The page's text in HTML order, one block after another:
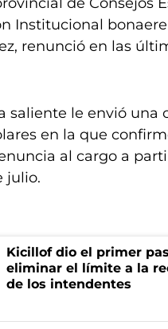
Institucional
renunció en las
saliente le envió una
en la que
al cargo a
julio.
Kicillof dio el primer
eliminar el límite a la
de los intendentes